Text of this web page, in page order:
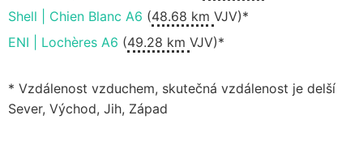
Shell | Chien Blanc A6 (48.68 km VJV)*
ENI | Lochères A6 (49.28 km VJV)*
* Vzdálenost vzduchem, skutečná vzdálenost je delší
Sever, Východ, Jih, Západ